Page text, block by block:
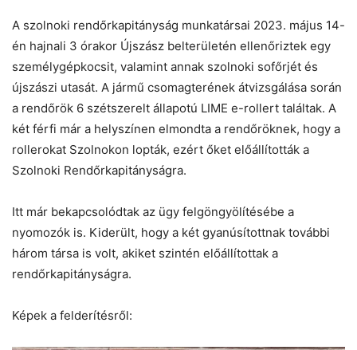
A szolnoki rendőrkapitányság munkatársai 2023. május 14-
én hajnali 3 órakor Újszász belterületén ellenőriztek egy
személygépkocsit, valamint annak szolnoki sofőrjét és
újszászi utasát. A jármű csomagterének átvizsgálása során
a rendőrök 6 szétszerelt állapotú LIME e-rollert találtak. A
két férfi már a helyszínen elmondta a rendőröknek, hogy a
rollerokat Szolnokon lopták, ezért őket előállították a
Szolnoki Rendőrkapitányságra.
Itt már bekapcsolódtak az ügy felgöngyölítésébe a
nyomozók is. Kiderült, hogy a két gyanúsítottnak további
három társa is volt, akiket szintén előállítottak a
rendőrkapitányságra.
Képek a felderítésről: